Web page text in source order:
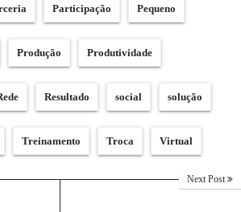
Participação Pequeno
Produção Produtividade
Resultado social solução
Treinamento Troca Virtual
Next Post